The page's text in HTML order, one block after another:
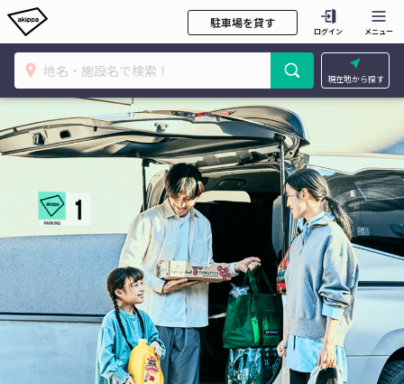
駐車場を貸す
ログイン メニュー
現在地から探す